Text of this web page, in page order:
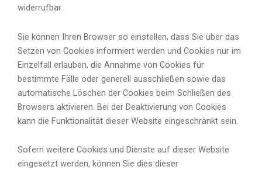
widerrufbar.
Sie können Ihren Browser so einstellen, dass Sie über das
Setzen von Cookies informiert werden und Cookies nur im
Einzelfall erlauben, die Annahme von Cookies für
bestimmte Fälle oder generell ausschließen sowie das
automatische Löschen der Cookies beim Schließen des
Browsers aktivieren. Bei der Deaktivierung von Cookies
kann die Funktionalität dieser Website eingeschränkt sein.
Sofern weitere Cookies und Dienste auf dieser Website
eingesetzt werden, können Sie dies dieser